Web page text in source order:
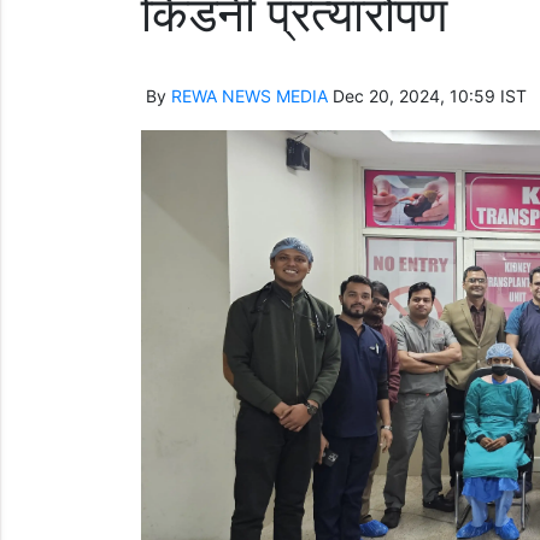
किडनी प्रत्यारोपण
By REWA NEWS MEDIA Dec 20, 2024, 10:59 IST